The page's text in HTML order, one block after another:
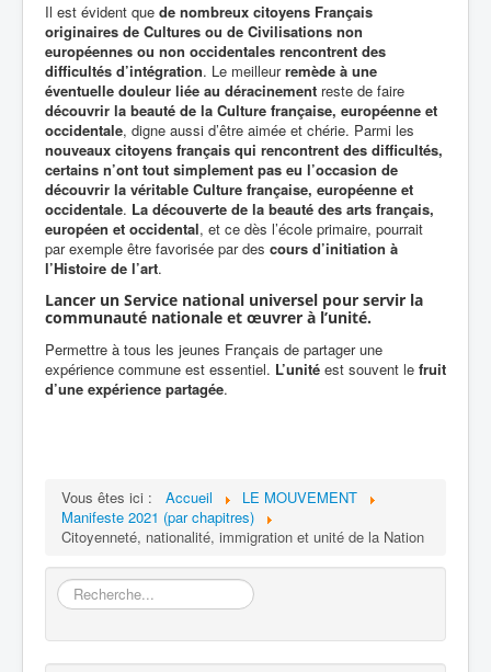
Il est évident que de nombreux citoyens Français
originaires de Cultures ou de Civilisations non
européennes ou non occidentales rencontrent des
difficultés d’intégration. Le meilleurremède à une
éventuelle douleur liée au déracinement reste de faire
découvrir la beauté de la Culture française, européenne et
occidentale, digne aussi d’être aimée et chérie. Parmi les
nouveaux citoyens français qui rencontrent des difficultés,
certains n’ont tout simplement pas eu l’occasion de
découvrir la véritable Culture française, européenne et
occidentale. La découverte de la beauté des arts français,
européen et occidental, et ce dès l’école primaire, pourrait
par exemple être favorisée par des cours d’initiation à
l’Histoire de l’art.
Lancer un Service national universel pour servir la
communauté nationale et œuvrer à l’unité.
Permettre à tous les jeunes Français de partager une
expérience commune est essentiel. L’unité est souvent le fruit
d’une expérience partagée.
Vous êtes ici : Accueil
LE MOUVEMENT
Manifeste 2021 (par chapitres)
Citoyenneté, nationalité, immigration et unité de la Nation
Rechercher